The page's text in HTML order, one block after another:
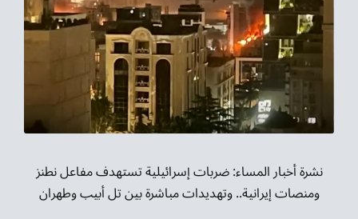
مقالات
موسيقى الشرق
من نحن
تواصل معنا
نشرة أخبار المساء: ضربات إسرائيلية تستهدف مفاعل نطنز
ومنصات إيرانية.. وتهديدات مباشرة بين تل أبيب وطهران